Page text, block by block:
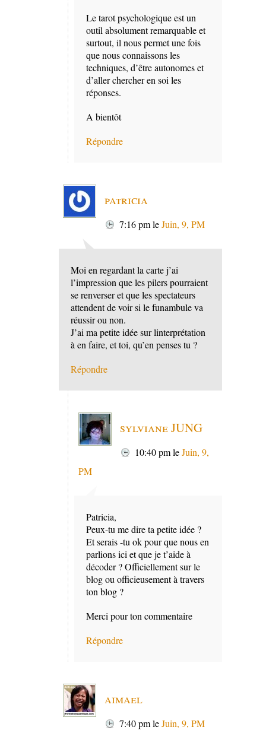
Le tarot psychologique est un
outil absolument remarquable et
surtout, il nous permet une fois
que nous connaissons les
techniques, d’être autonomes et
d’aller chercher en soi les
réponses.
A bientôt
Répondre
patricia
7:16 pmleJuin, 9, PM
Moi en regardant la carte j’ai
l’impression que les pilers pourraient
se renverser et que les spectateurs
attendent de voir si le funambule va
réussir ou non.
J’ai ma petite idée sur linterprétation
à en faire, et toi, qu’en penses tu ?
Répondre
sylviane JUNG
10:40 pmleJuin, 9,
PM
Patricia,
Peux-tu me dire ta petite idée ?
Et serais -tu ok pour que nous en
parlions ici et que je t’aide à
décoder ? Officiellement sur le
blog ou officieusement à travers
ton blog ?
Merci pour ton commentaire
Répondre
aimael
7:40 pmleJuin, 9, PM